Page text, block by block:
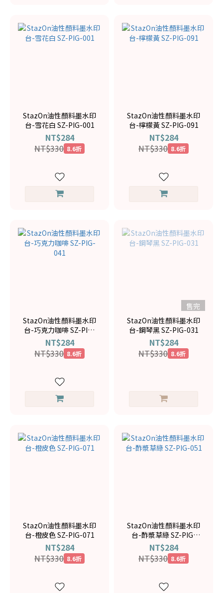
StazOn油性顏料墨水印
台-雪花白 SZ-PIG-001
NT$284
NT$330 8.6折
StazOn油性顏料墨水印
台-檸檬黃 SZ-PIG-091
NT$284
NT$330 8.6折
StazOn油性顏料墨水印
台-巧克力咖啡 SZ-PIG-
041
NT$284
NT$330 8.6折
售完
StazOn油性顏料墨水印
台-鋼琴黑 SZ-PIG-031
NT$284
NT$330 8.6折
StazOn油性顏料墨水印
台-橙皮色 SZ-PIG-071
NT$284
NT$330 8.6折
StazOn油性顏料墨水印
台-酢漿草綠 SZ-PIG-
051
NT$284
NT$330 8.6折